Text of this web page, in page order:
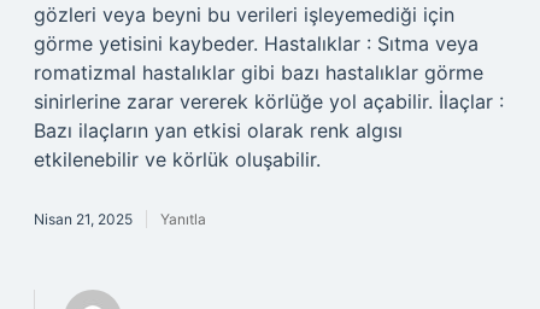
gözleri veya beyni bu verileri işleyemediği için
görme yetisini kaybeder. Hastalıklar : Sıtma veya
romatizmal hastalıklar gibi bazı hastalıklar görme
sinirlerine zarar vererek körlüğe yol açabilir. İlaçlar :
Bazı ilaçların yan etkisi olarak renk algısı
etkilenebilir ve körlük oluşabilir.
Nisan 21, 2025 Yanıtla